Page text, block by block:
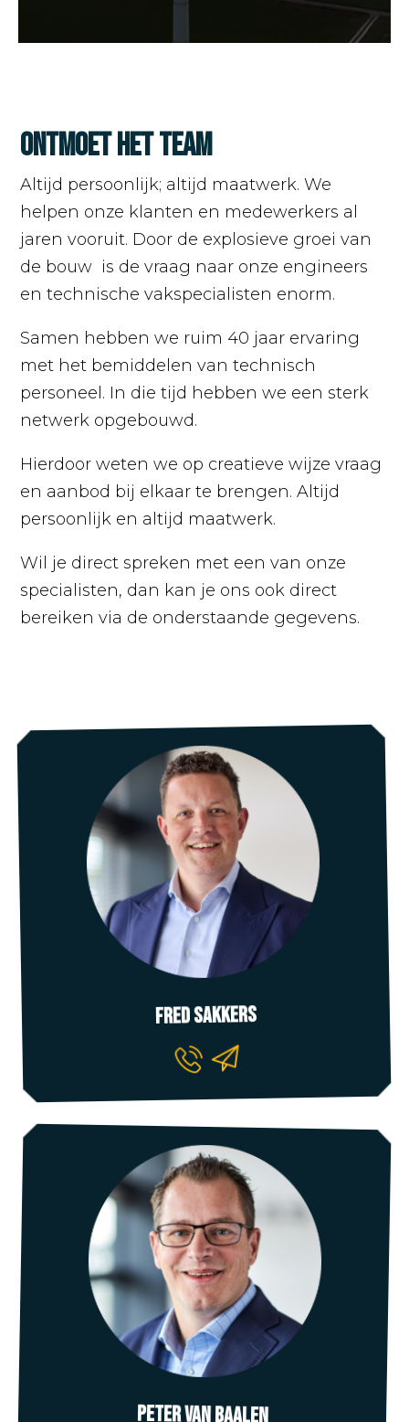
Ontmoet het team
Altijd persoonlijk; altijd maatwerk. We
helpen onze klanten en medewerkers al
jaren vooruit. Door de explosieve groei van
de bouw is de vraag naar onze engineers
en technische vakspecialisten enorm.
Samen hebben we ruim 40 jaar ervaring
met het bemiddelen van technisch
personeel. In die tijd hebben we een sterk
netwerk opgebouwd.
Hierdoor weten we op creatieve wijze vraag
en aanbod bij elkaar te brengen. Altijd
persoonlijk en altijd maatwerk.
Wil je direct spreken met een van onze
specialisten, dan kan je ons ook direct
bereiken via de onderstaande gegevens.
Fred SAkkers
Peter van Baalen